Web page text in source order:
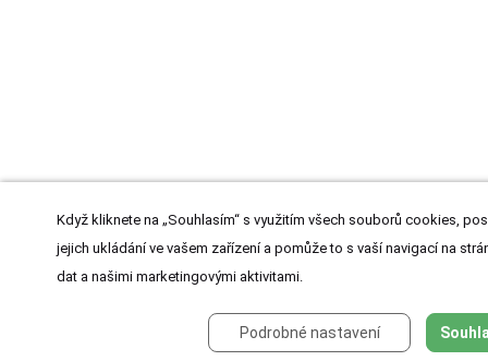
Když kliknete na „Souhlasím“ s využitím všech souborů cookies,
jejich ukládání ve vašem zařízení a pomůže to s vaší navigací na
dat a našimi marketingovými aktivitami.
Podrobné nastavení